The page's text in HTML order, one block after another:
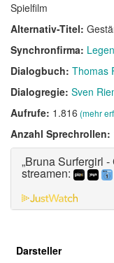
Spielfilm
Alternativ-Titel:
Synchronfirma:
Dialogbuch: Thomas
Dialogregie: Sven
Aufrufe: 1.816 (mehr
Anzahl Sprechrollen:
„Bruna Surfergirl
streamen:
Darsteller